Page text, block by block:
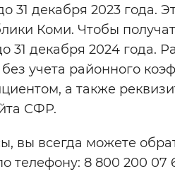
31 декабря 2023 года.
Коми. Чтобы
31 декабря 2024 года.
без учета районного
а также
СФР.
вы всегда можете
телефону: 8 800 200 07